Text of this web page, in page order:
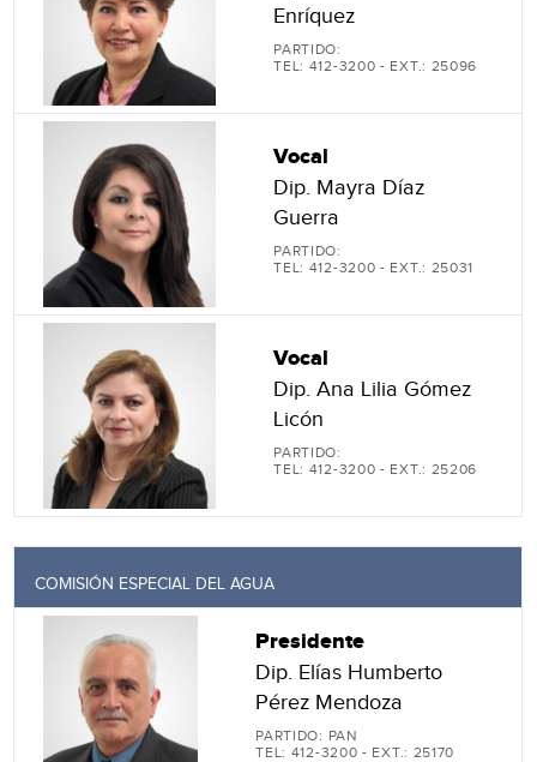
Enríquez
PARTIDO:
TEL: 412-3200 - EXT.: 25096
Vocal
Dip. Mayra Díaz
Guerra
PARTIDO:
TEL: 412-3200 - EXT.: 25031
Vocal
Dip. Ana Lilia Gómez
Licón
PARTIDO:
TEL: 412-3200 - EXT.: 25206
COMISIÓN ESPECIAL DEL AGUA
Presidente
Dip. Elías Humberto
Pérez Mendoza
PARTIDO: PAN
TEL: 412-3200 - EXT.: 25170